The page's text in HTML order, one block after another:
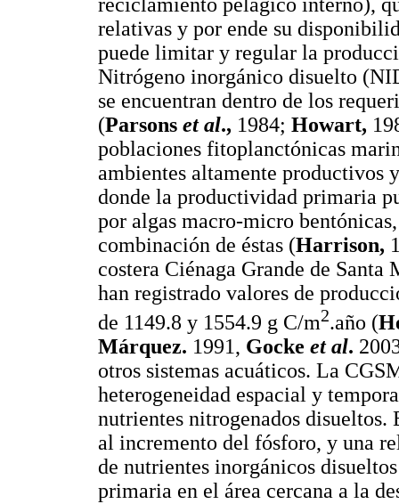
reciclamiento pelágico interno),
relativas y por ende su
puede limitar y regular la
Nitrógeno inorgánico disuelto
se encuentran dentro de los
(Parsons et al., 1984; Howart,
poblaciones fitoplanctónicas
ambientes altamente productivos
donde la productividad primaria
por algas macro-micro
combinación de éstas (Harrison,
costera Ciénaga Grande de
han registrado valores de
de 1149.8 y 1554.9 g C/m2.año (
Márquez. 1991, Gocke et al.
otros sistemas acuáticos. La
heterogeneidad espacial y
nutrientes nitrogenados disueltos.
al incremento del fósforo, y una
de nutrientes inorgánicos
primaria en el área cercana a la